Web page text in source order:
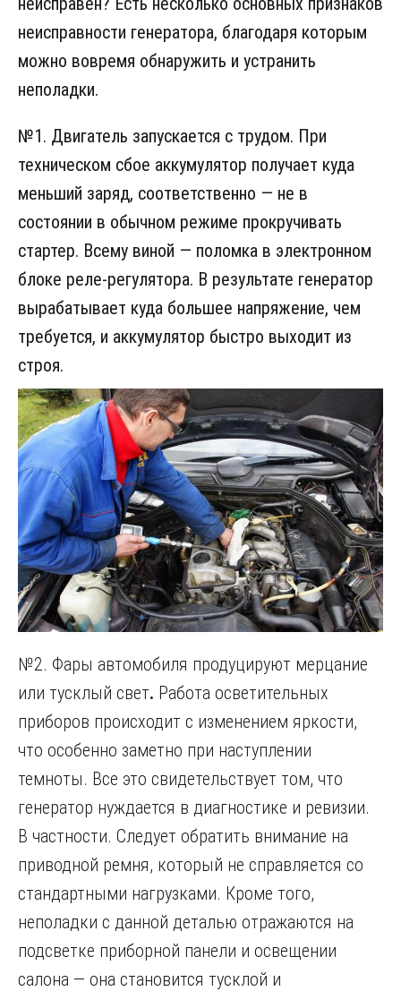
неисправности генератора, благодаря которым
можно вовремя обнаружить и устранить
неполадки.
№1. Двигатель запускается с трудом. При
техническом сбое аккумулятор получает куда
меньший заряд, соответственно — не в
состоянии в обычном режиме прокручивать
стартер. Всему виной — поломка в электронном
блоке реле-регулятора. В результате генератор
вырабатывает куда большее напряжение, чем
требуется, и аккумулятор быстро выходит из
строя.
№2. Фары автомобиля продуцируют мерцание
или тусклый свет. Работа осветительных
приборов происходит с изменением яркости,
что особенно заметно при наступлении
темноты. Все это свидетельствует том, что
генератор нуждается в диагностике и ревизии.
В частности. Следует обратить внимание на
приводной ремня, который не справляется со
стандартными нагрузками. Кроме того,
неполадки с данной деталью отражаются на
подсветке приборной панели и освещении
салона — она становится тусклой и